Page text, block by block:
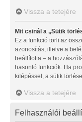
Vissza a tetejére
Mit csinál a „Sütik
Ez a funkció törli az
azonosítás, illetve a
beállította – a
hasonló funkciók. Ha
kilépéssel, a sütik
Vissza a tetejére
Felhasználói